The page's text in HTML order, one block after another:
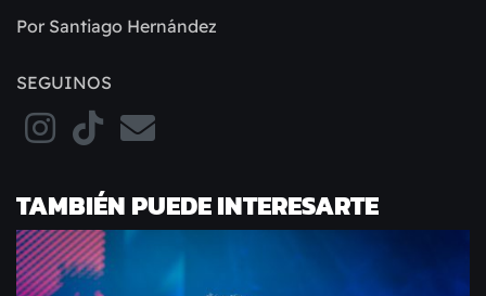
Por Santiago Hernández
SEGUINOS
TAMBIÉN PUEDE INTERESARTE